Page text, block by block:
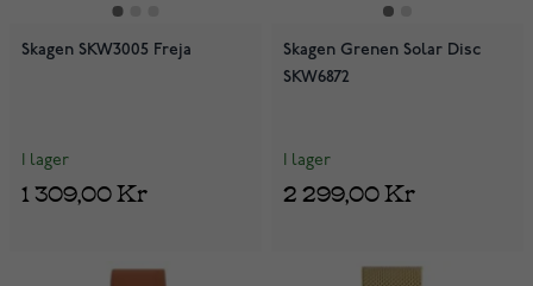
Skagen SKW3005 Freja
I lager
1 309,00 Kr
Skagen Grenen Solar Disc
SKW6872
I lager
2 299,00 Kr